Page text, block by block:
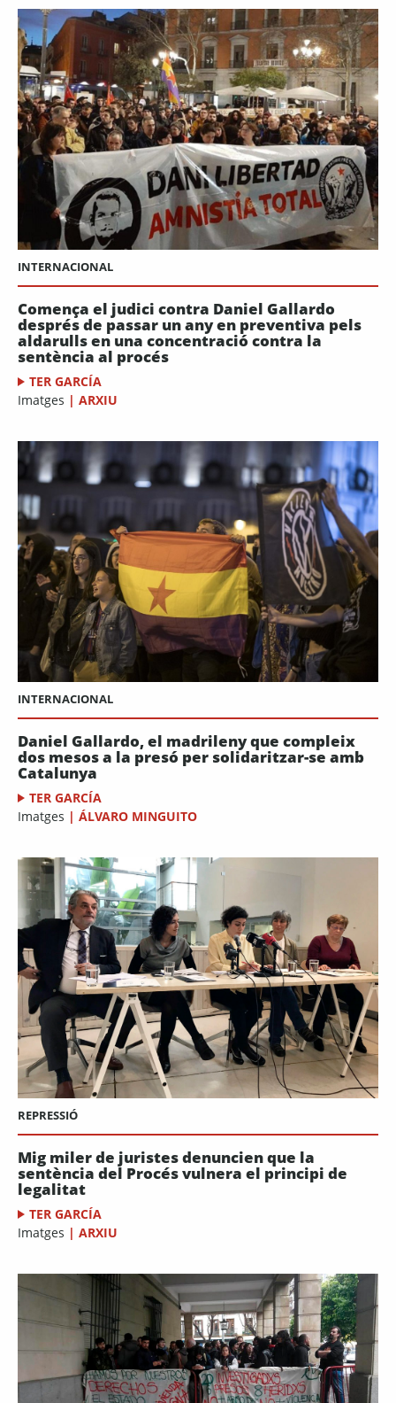
INTERNACIONAL
Comença el judici contra Daniel Gallardo
després de passar un any en preventiva pels
aldarulls en una concentració contra la
sentència al procés
TER GARCÍA
Imatges | ARXIU
INTERNACIONAL
Daniel Gallardo, el madrileny que compleix
dos mesos a la presó per solidaritzar-se amb
Catalunya
TER GARCÍA
Imatges | ÁLVARO MINGUITO
REPRESSIÓ
Mig miler de juristes denuncien que la
sentència del Procés vulnera el principi de
legalitat
TER GARCÍA
Imatges | ARXIU